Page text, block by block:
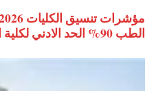
الطب 90% الحد الادني لكلية الهندسة